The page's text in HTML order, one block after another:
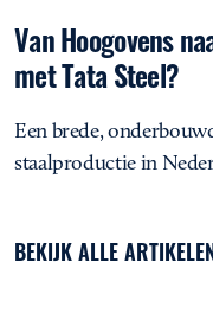
Van Hoogovens
met Tata Steel?
Een brede,
staalproductie in
BEKIJK ALLE